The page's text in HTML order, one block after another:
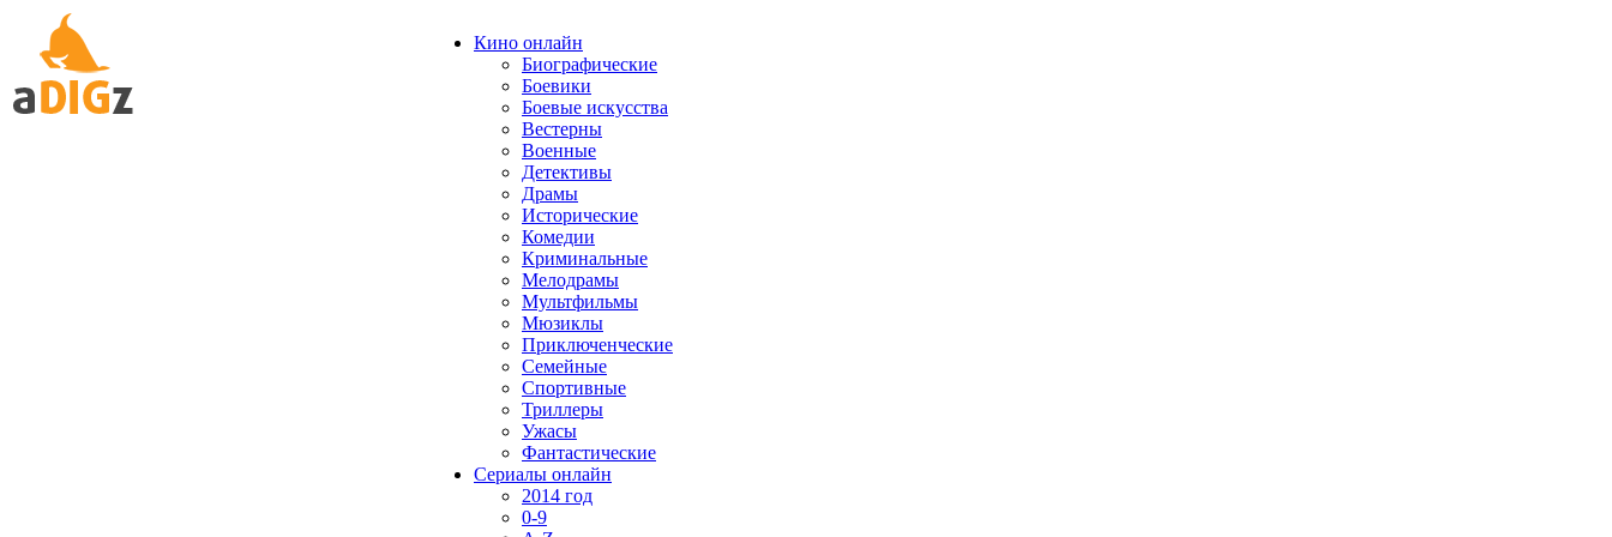
Кино онлайн
Биографические
Боевики
Боевые искусства
Вестерны
Военные
Детективы
Драмы
Исторические
Комедии
Криминальные
Мелодрамы
Мультфильмы
Мюзиклы
Приключенческие
Семейные
Спортивные
Триллеры
Ужасы
Фантастические
Сериалы онлайн
2014 год
0-9